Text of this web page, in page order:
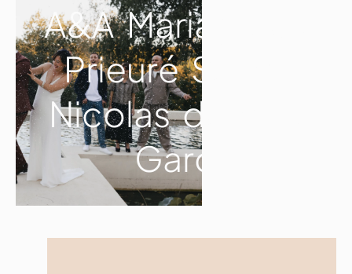
A&A Mariage au
Prieuré Saint-
Nicolas dans le
Gard